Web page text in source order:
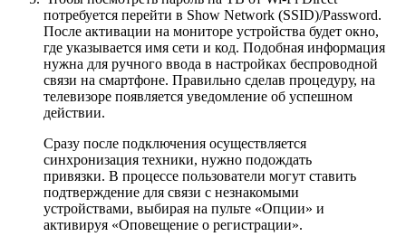
потребуется перейти в Show Network (SSID)/Password.
После активации на мониторе устройства будет окно,
где указывается имя сети и код. Подобная информация
нужна для ручного ввода в настройках беспроводной
связи на смартфоне. Правильно сделав процедуру, на
телевизоре появляется уведомление об успешном
действии.
Сразу после подключения осуществляется
синхронизация техники, нужно подождать
привязки. В процессе пользователи могут ставить
подтверждение для связи с незнакомыми
устройствами, выбирая на пульте «Опции» и
активируя «Оповещение о регистрации».